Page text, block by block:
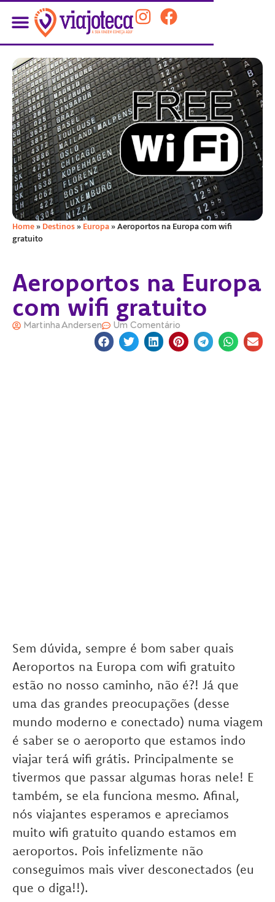
Home»Destinos»Europa»Aeroportos na Europa com wifi
gratuito
Aeroportos na Europa
com wifi gratuito
Martinha Andersen Um Comentário
Sem dúvida, sempre é bom saber quais
Aeroportos na Europa com wifi gratuito
estão no nosso caminho, não é?! Já que
uma das grandes preocupações (desse
mundo moderno e conectado) numa viagem
é saber se o aeroporto que estamos indo
viajar terá wifi grátis. Principalmente se
tivermos que passar algumas horas nele! E
também, se ela funciona mesmo. Afinal,
nós viajantes esperamos e apreciamos
muito wifi gratuito quando estamos em
aeroportos. Pois infelizmente não
conseguimos mais viver desconectados (eu
que o diga!!).